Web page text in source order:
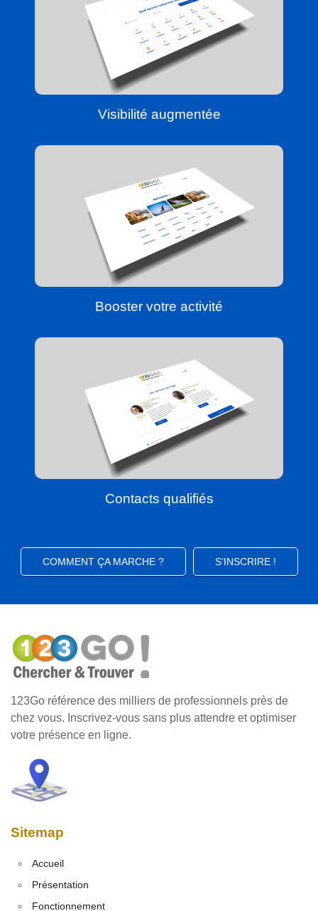
Visibilité augmentée
Booster votre activité
Contacts qualifiés
COMMENT ÇA MARCHE ? S'INSCRIRE !
123Go référence des milliers de professionnels près de
chez vous. Inscrivez-vous sans plus attendre et optimiser
votre présence en ligne.
Sitemap
Accueil
Présentation
Fonctionnement